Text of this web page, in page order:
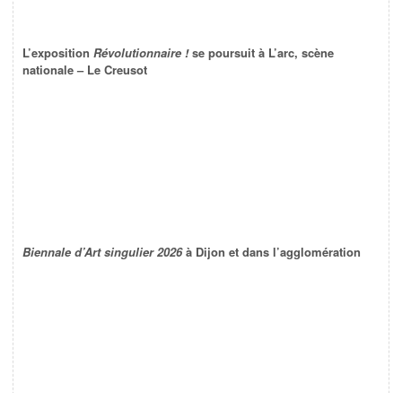
L’exposition Révolutionnaire !se poursuit à L’arc, scène
nationale – Le Creusot
Biennale d’Art singulier 2026à Dijon et dans l’agglomération